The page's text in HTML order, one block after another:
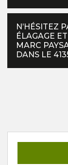
N’HÉSITEZ
ÉLAGAGE
MARC
DANS LE